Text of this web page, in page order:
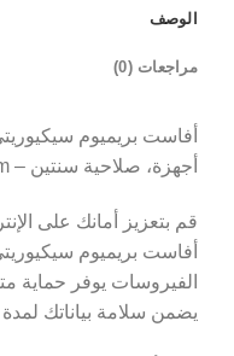
الوصف
مراجعات (0)
أجهزة، صلاحية سنتين – Avast Premium
قم بتعزيز أمانك على
أفاست بريميوم
يضمن سلامة بياناتك